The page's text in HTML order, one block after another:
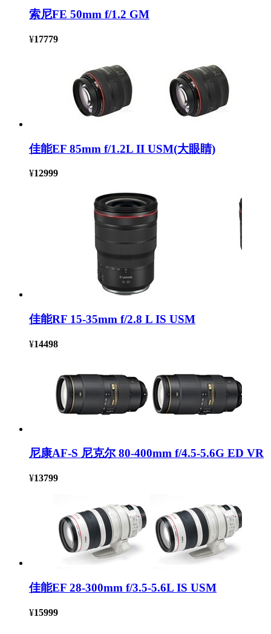
索尼FE 50mm f/1.2 GM
¥17779
佳能EF 85mm f/1.2L II USM(大眼睛)
¥12999
佳能RF 15-35mm f/2.8 L IS USM
¥14498
尼康AF-S 尼克尔 80-400mm f/4.5-5.6G ED VR
¥13799
佳能EF 28-300mm f/3.5-5.6L IS USM
¥15999